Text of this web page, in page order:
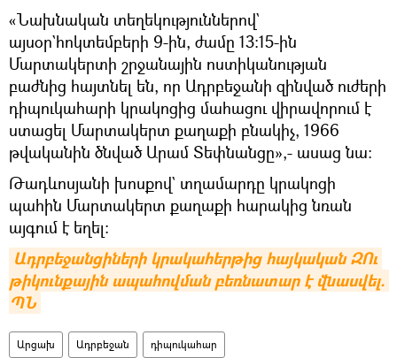
«Նախնական տեղեկություններով`
այսօր`հոկտեմբերի 9-ին, ժամը 13:15-ին
Մարտակերտի շրջանային ոստիկանության
բաժնից հայտնել են, որ Ադրբեջանի զինված ուժերի
դիպուկահարի կրակոցից մահացու վիրավորում է
ստացել Մարտակերտ քաղաքի բնակիչ, 1966
թվականին ծնված Արամ Տեփնանցը»,- ասաց նա:
Թադևոսյանի խոսքով` տղամարդը կրակոցի
պահին Մարտակերտ քաղաքի հարակից նռան
այգում է եղել։
Ադրբեջանցիների կրակահերթից հայկական ԶՈւ
թիկունքային ապահովման բեռնատար է վնասվել.
ՊՆ
Արցախ Ադրբեջան դիպուկահար